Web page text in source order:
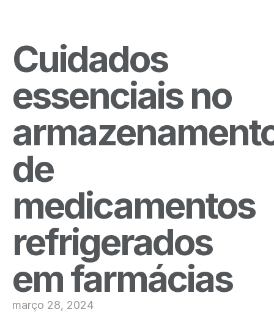
Cuidados
essenciais no
de
medicamentos
refrigerados
em farmácias
março 28, 2024